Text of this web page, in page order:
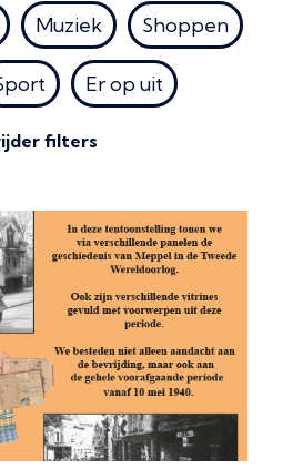
Muziek Shoppen
Er op uit
filters